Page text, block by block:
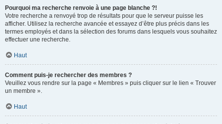
Pourquoi ma recherche renvoie à une page blanche ?!
Votre recherche a renvoyé trop de résultats pour que le serveur puisse les
afficher. Utilisez la recherche avancée et essayez d’être plus précis dans les
termes employés et dans la sélection des forums dans lesquels vous souhaitez
effectuer une recherche.
Haut
Comment puis-je rechercher des membres ?
Veuillez vous rendre sur la page « Membres » puis cliquer sur le lien « Trouver
un membre ».
Haut